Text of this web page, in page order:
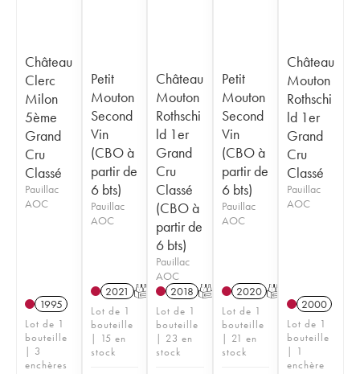
Château
Clerc
Milon
5ème
Grand
Cru
Classé
Pauillac
AOC
1995
Lot de 1
bouteille
| 3
enchères
Petit
Mouton
Second
Vin
(CBO à
partir de
6 bts)
Pauillac
AOC
2021 T
Lot de 1
bouteille
| 15 en
stock
Château
Mouton
Rothschi
ld 1er
Grand
Cru
Classé
(CBO à
partir de
6 bts)
Pauillac
AOC
2018 T
Lot de 1
bouteille
| 23 en
stock
Petit
Mouton
Second
Vin
(CBO à
partir de
6 bts)
Pauillac
AOC
2020 T
Lot de 1
bouteille
| 21 en
stock
Château
Mouton
Rothschi
ld 1er
Grand
Cru
Classé
Pauillac
AOC
2000
Lot de 1
bouteille
| 1
enchère